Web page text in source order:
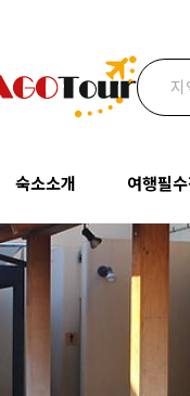
숙소소개
검색어
숙소소개
오사카
교토
나라
여행필
여행필수
맛집
추천투어/